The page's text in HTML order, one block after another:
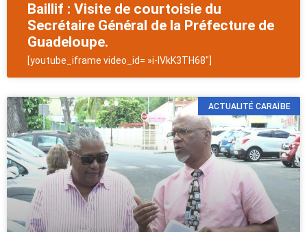
Baillif : Visite de courtoisie du
Secrétaire Général de la Préfecture de
Guadeloupe.
[youtube_iframe video_id= »i-lVkK3TH68″]
ACTUALITÉ CARAÏBE